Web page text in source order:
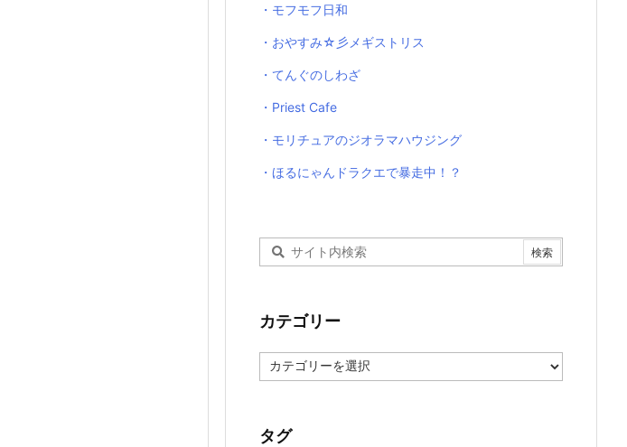
・モフモフ日和
・おやすみ☆彡メギストリス
・てんぐのしわざ
・Priest Cafe
・モリチュアのジオラマハウジング
・ほるにゃんドラクエで暴走中！？
カテゴリー
テ
ー
タグ